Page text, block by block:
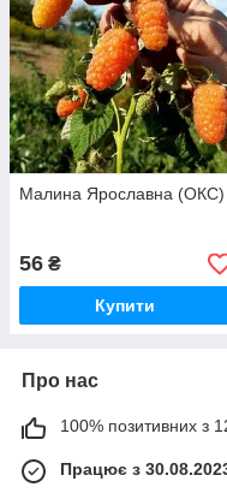
Малина Ярославна (ОКС)
56 ₴
Купити
Про нас
100% позитивних з
Працює з